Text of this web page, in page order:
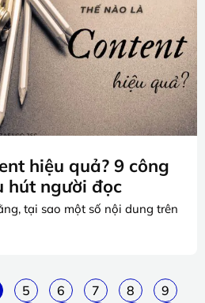
hiệu quả? 9 công
hút người đọc
tại sao một số nội dung trên
5 6 7 8
9